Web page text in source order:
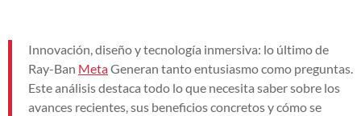
Innovación, diseño y tecnología inmersiva: lo último de
Ray-Ban MetaGeneran tanto entusiasmo como preguntas.
Este análisis destaca todo lo que necesita saber sobre los
avances recientes, sus beneficios concretos y cómo se